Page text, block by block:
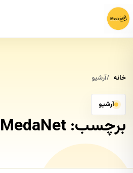
خانه آرشیو
آرشیو
برچسب: MedaNet